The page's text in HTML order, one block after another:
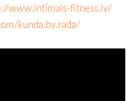
www.intimais-fitness.lv/
kunda.by.rada/